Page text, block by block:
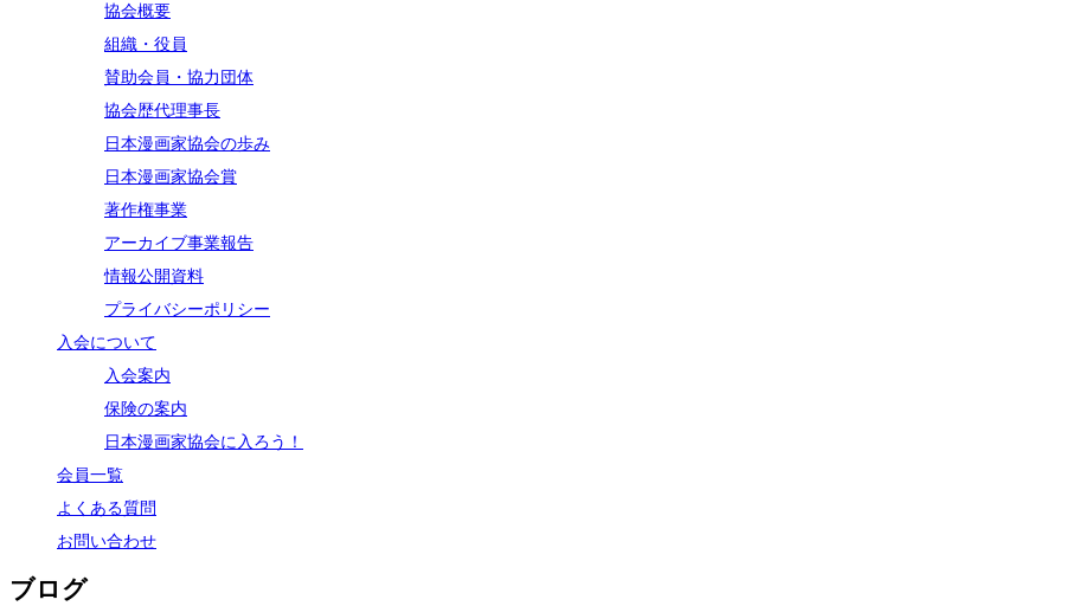
協会概要
組織・役員
賛助会員・協力団体
協会歴代理事長
日本漫画家協会の歩み
日本漫画家協会賞
著作権事業
アーカイブ事業報告
情報公開資料
プライバシーポリシー
入会について
入会案内
保険の案内
日本漫画家協会に入ろう！
会員一覧
よくある質問
お問い合わせ
ブログ